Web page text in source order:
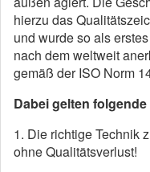
hierzu das
und wurde so als
nach dem weltweit
gemäß der ISO Norm
Dabei gelten
1. Die richtige Technik
ohne Qualitätsverlust!